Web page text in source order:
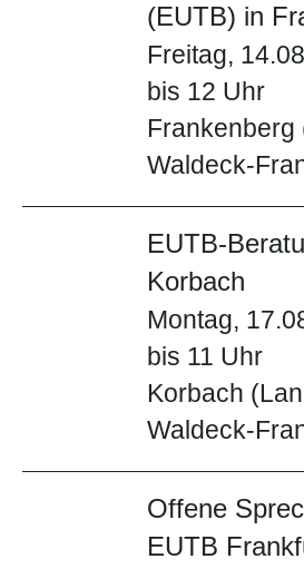
(EUTB) in
Freitag,
bis 12 Uhr
Frankenberg
Waldeck-
EUTB-
Korbach
Montag,
bis 11 Uhr
Korbach
Waldeck-
Offene
EUTB